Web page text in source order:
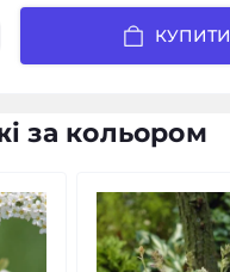
КУПИТИ
за кольором